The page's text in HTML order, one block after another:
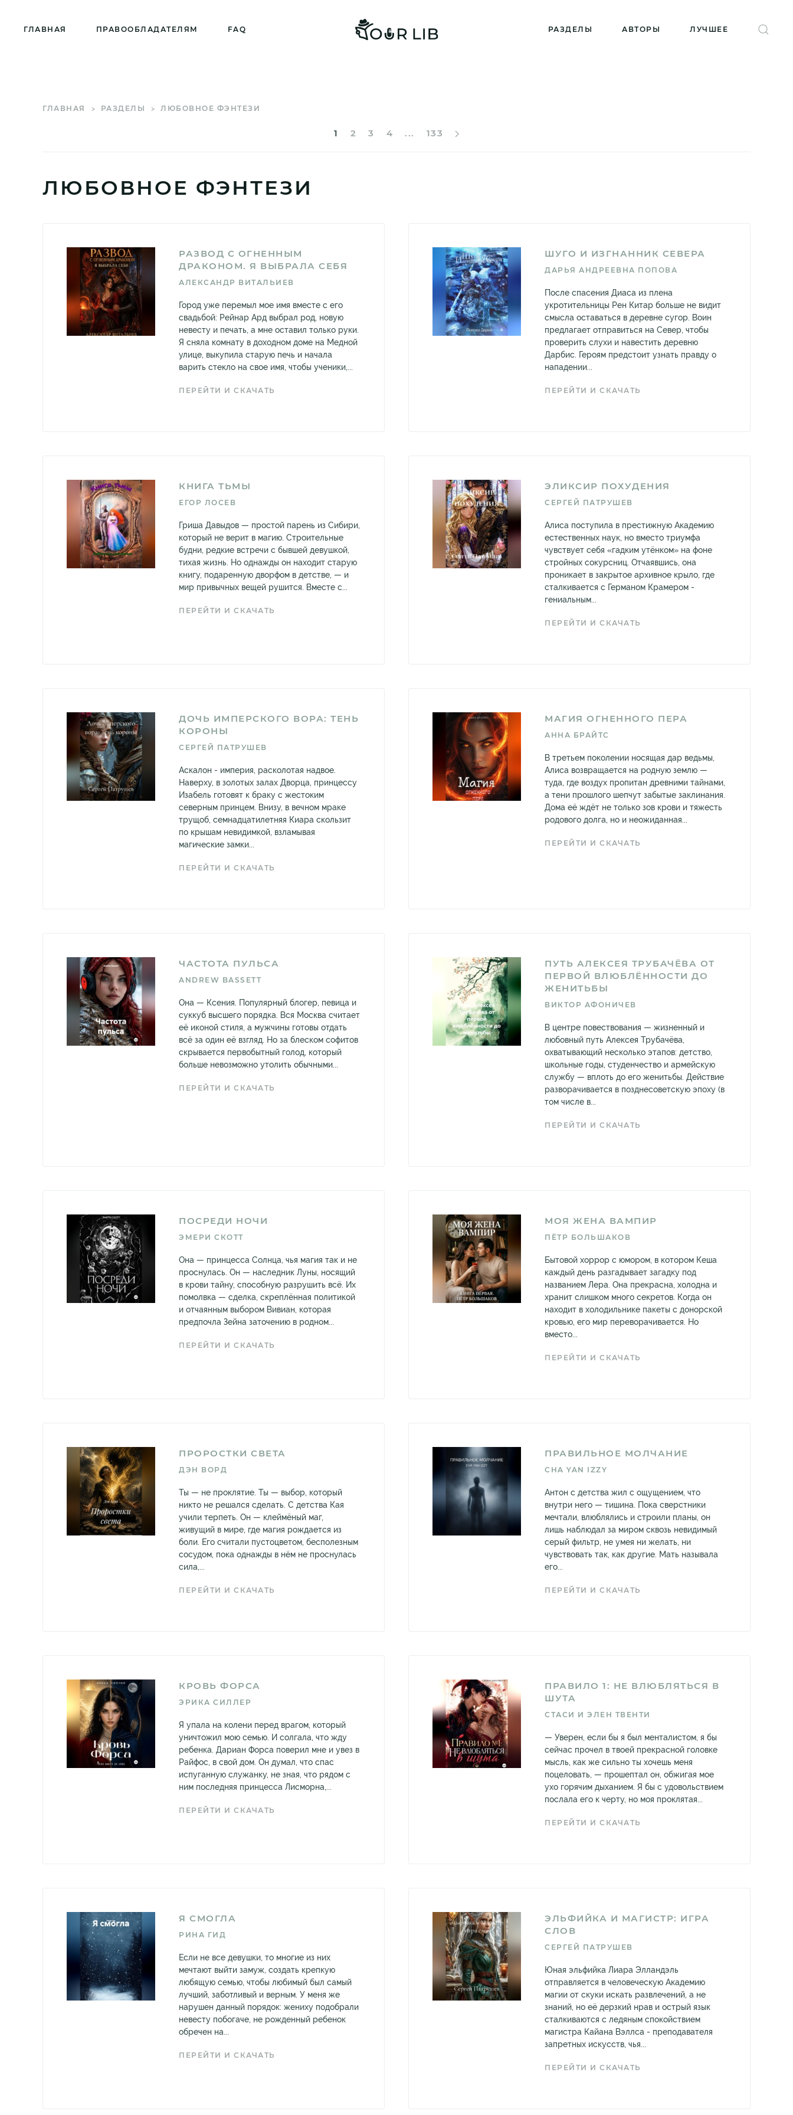
ГЛАВНАЯ ПРАВООБЛАДАТЕЛЯМ FAQ РАЗДЕЛЫ АВТОРЫ ЛУЧШЕЕ
ГЛАВНАЯ РАЗДЕЛЫ ЛЮБОВНОЕ ФЭНТЕЗИ
1 2 3 4 ... 133
ЛЮБОВНОЕ ФЭНТЕЗИ
РАЗВОД С ОГНЕННЫМ
ДРАКОНОМ. Я ВЫБРАЛА СЕБЯ
АЛЕКСАНДР ВИТАЛЬИЕВ
Город уже перемыл мое имя вместе с его
свадьбой: Рейнар Ард выбрал род, новую
невесту и печать, а мне оставил только руки.
Я сняла комнату в доходном доме на Медной
улице, выкупила старую печь и начала
варить стекло на свое имя, чтобы ученики,...
ПЕРЕЙТИ И СКАЧАТЬ
ШУГО И ИЗГНАННИК СЕВЕРА
ДАРЬЯ АНДРЕЕВНА ПОПОВА
После спасения Диаса из плена
укротительницы Рен Китар больше не видит
смысла оставаться в деревне сугор. Воин
предлагает отправиться на Север, чтобы
проверить слухи и навестить деревню
Дарбис. Героям предстоит узнать правду о
нападении...
ПЕРЕЙТИ И СКАЧАТЬ
КНИГА ТЬМЫ
ЕГОР ЛОСЕВ
Гриша Давыдов — простой парень из Сибири,
который не верит в магию. Строительные
будни, редкие встречи с бывшей девушкой,
тихая жизнь. Но однажды он находит старую
книгу, подаренную дворфом в детстве, — и
мир привычных вещей рушится. Вместе с...
ПЕРЕЙТИ И СКАЧАТЬ
ЭЛИКСИР ПОХУДЕНИЯ
СЕРГЕЙ ПАТРУШЕВ
Алиса поступила в престижную Академию
естественных наук, но вместо триумфа
чувствует себя «гадким утёнком» на фоне
стройных сокурсниц. Отчаявшись, она
проникает в закрытое архивное крыло, где
сталкивается с Германом Крамером -
гениальным...
ПЕРЕЙТИ И СКАЧАТЬ
ДОЧЬ ИМПЕРСКОГО ВОРА: ТЕНЬ
КОРОНЫ
СЕРГЕЙ ПАТРУШЕВ
Аскалон - империя, расколотая надвое.
Наверху, в золотых залах Дворца, принцессу
Изабель готовят к браку с жестоким
северным принцем. Внизу, в вечном мраке
трущоб, семнадцатилетняя Киара скользит
по крышам невидимкой, взламывая
магические замки...
ПЕРЕЙТИ И СКАЧАТЬ
МАГИЯ ОГНЕННОГО ПЕРА
АННА БРАЙТС
В третьем поколении носящая дар ведьмы,
Алиса возвращается на родную землю —
туда, где воздух пропитан древними тайнами,
а тени прошлого шепчут забытые заклинания.
Дома её ждёт не только зов крови и тяжесть
родового долга, но и неожиданная...
ПЕРЕЙТИ И СКАЧАТЬ
ЧАСТОТА ПУЛЬСА
ANDREW BASSETT
Она — Ксения. Популярный блогер, певица и
суккуб высшего порядка. Вся Москва считает
её иконой стиля, а мужчины готовы отдать
всё за один её взгляд. Но за блеском софитов
скрывается первобытный голод, который
больше невозможно утолить обычными...
ПЕРЕЙТИ И СКАЧАТЬ
ПУТЬ АЛЕКСЕЯ ТРУБАЧЁВА ОТ
ПЕРВОЙ ВЛЮБЛЁННОСТИ ДО
ЖЕНИТЬБЫ
ВИКТОР АФОНИЧЕВ
В центре повествования — жизненный и
любовный путь Алексея Трубачёва,
охватывающий несколько этапов: детство,
школьные годы, студенчество и армейскую
службу — вплоть до его женитьбы. Действие
разворачивается в позднесоветскую эпоху (в
том числе в...
ПЕРЕЙТИ И СКАЧАТЬ
ПОСРЕДИ НОЧИ
ЭМЕРИ СКОТТ
Она — принцесса Солнца, чья магия так и не
проснулась. Он — наследник Луны, носящий
в крови тайну, способную разрушить всё. Их
помолвка — сделка, скреплённая политикой
и отчаянным выбором Вивиан, которая
предпочла Зейна заточению в родном...
ПЕРЕЙТИ И СКАЧАТЬ
МОЯ ЖЕНА ВАМПИР
ПЁТР БОЛЬШАКОВ
Бытовой хоррор с юмором, в котором Кеша
каждый день разгадывает загадку под
названием Лера. Она прекрасна, холодна и
хранит слишком много секретов. Когда он
находит в холодильнике пакеты с донорской
кровью, его мир переворачивается. Но
вместо...
ПЕРЕЙТИ И СКАЧАТЬ
ПРОРОСТКИ СВЕТА
ДЭН ВОРД
Ты — не проклятие. Ты — выбор, который
никто не решался сделать. С детства Кая
учили терпеть. Он — клеймёный маг,
живущий в мире, где магия рождается из
боли. Его считали пустоцветом, бесполезным
сосудом, пока однажды в нём не проснулась
сила,...
ПЕРЕЙТИ И СКАЧАТЬ
ПРАВИЛЬНОЕ МОЛЧАНИЕ
CHA YAN IZZY
Антон с детства жил с ощущением, что
внутри него — тишина. Пока сверстники
мечтали, влюблялись и строили планы, он
лишь наблюдал за миром сквозь невидимый
серый фильтр, не умея ни желать, ни
чувствовать так, как другие. Мать называла
его...
ПЕРЕЙТИ И СКАЧАТЬ
КРОВЬ ФОРСА
ЭРИКА СИЛЛЕР
Я упала на колени перед врагом, который
уничтожил мою семью. И солгала, что жду
ребенка. Дариан Форса поверил мне и увез в
Райфос, в свой дом. Он думал, что спас
испуганную служанку, не зная, что рядом с
ним последняя принцесса Лисморна,...
ПЕРЕЙТИ И СКАЧАТЬ
ПРАВИЛО 1: НЕ ВЛЮБЛЯТЬСЯ В
ШУТА
СТАСИ И ЭЛЕН ТВЕНТИ
— Уверен, если бы я был менталистом, я бы
сейчас прочел в твоей прекрасной головке
мысль, как же сильно ты хочешь меня
поцеловать, — прошептал он, обжигая мое
ухо горячим дыханием. Я бы с удовольствием
послала его к черту, но моя проклятая...
ПЕРЕЙТИ И СКАЧАТЬ
Я СМОГЛА
РИНА ГИД
Если не все девушки, то многие из них
мечтают выйти замуж, создать крепкую
любящую семью, чтобы любимый был самый
лучший, заботливый и верным. У меня же
нарушен данный порядок: жениху подобрали
невесту побогаче, не рожденный ребенок
обречен на...
ПЕРЕЙТИ И СКАЧАТЬ
ЭЛЬФИЙКА И МАГИСТР: ИГРА
СЛОВ
СЕРГЕЙ ПАТРУШЕВ
Юная эльфийка Лиара Элландэль
отправляется в человеческую Академию
магии от скуки искать развлечений, а не
знаний, но её дерзкий нрав и острый язык
сталкиваются с ледяным спокойствием
магистра Кайана Вэллса - преподавателя
запретных искусств, чья...
ПЕРЕЙТИ И СКАЧАТЬ